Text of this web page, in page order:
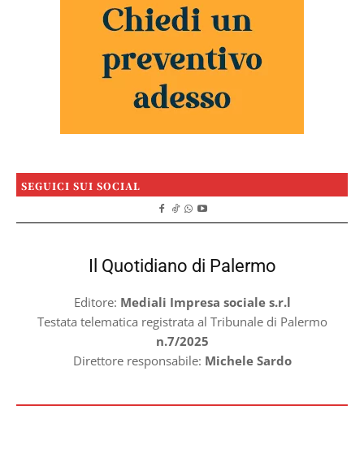
SEGUICI SUI SOCIAL
Il Quotidiano di Palermo
Editore: Mediali Impresa sociale s.r.l
Testata telematica registrata al Tribunale di Palermo
n.7/2025
Direttore responsabile: Michele Sardo